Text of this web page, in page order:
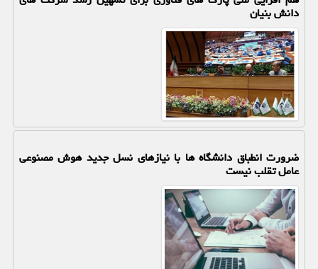
دانش بنیان
ضرورت انطباق دانشگاه ها با نیازهای نسل جدید هوش مصنوعی
عامل تقلب نیست